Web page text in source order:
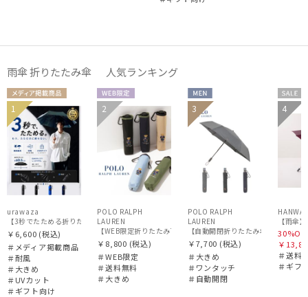
雨傘 折りたたみ傘 人気ランキング
メディア掲
載商品
ギフト
向け
MEN
1
urawaza
【3秒でたためる折りたたみ雨傘】urawaza 無双（ウラワザ）プレーン58 耐風 大きめ
￥6,600 (税込)
＃メディア掲載商品
＃耐風
＃大きめ
＃UVカット
＃ギフト向け
WEB限
定
送料無
料
UNISE
X
2
POLO RALPH
LAUREN
【WEB限定折りたたみ雨傘】ポロ ラルフ ローレン（POLO
￥8,800 (税込)
＃WEB限定
＃送料無料
＃大きめ
MEN
3
POLO RALPH
LAUREN
【自動開閉折りたたみ傘】ポロ
￥7,700 (税込)
＃大きめ
＃ワンタッチ
＃自動開閉
セー
ルギフト
向け
4
HANWAY
￥
＃送料
＃ギフ